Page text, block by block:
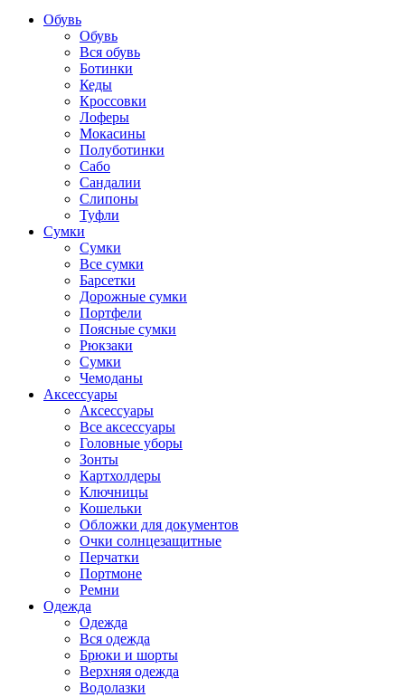
Обувь
Обувь
Вся обувь
Ботинки
Кеды
Кроссовки
Лоферы
Мокасины
Полуботинки
Сабо
Сандалии
Слипоны
Туфли
Сумки
Сумки
Все сумки
Барсетки
Дорожные сумки
Портфели
Поясные сумки
Рюкзаки
Сумки
Чемоданы
Аксессуары
Аксессуары
Все аксессуары
Головные уборы
Зонты
Картхолдеры
Ключницы
Кошельки
Обложки для документов
Очки солнцезащитные
Перчатки
Портмоне
Ремни
Одежда
Одежда
Вся одежда
Брюки и шорты
Верхняя одежда
Водолазки